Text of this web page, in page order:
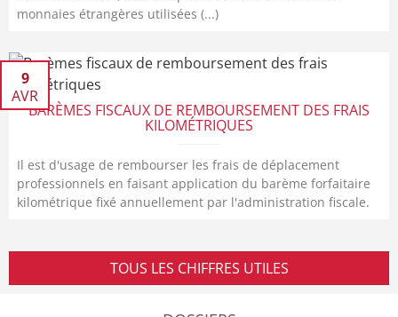
monnaies étrangères utilisées (...)
BARÈMES FISCAUX DE REMBOURSEMENT DES FRAIS
KILOMÉTRIQUES
9
AVR
Il est d'usage de rembourser les frais de déplacement
professionnels en faisant application du barème forfaitaire
kilométrique fixé annuellement par l'administration fiscale.
TOUS LES CHIFFRES UTILES